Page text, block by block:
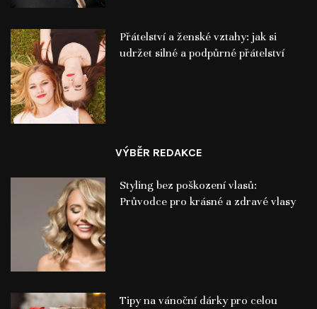
Přátelství a ženské vztahy: jak si
udržet silné a podpůrné přátelství
VÝBĚR REDAKCE
Styling bez poškození vlasů:
Průvodce pro krásné a zdravé vlasy
Tipy na vánoční dárky pro celou